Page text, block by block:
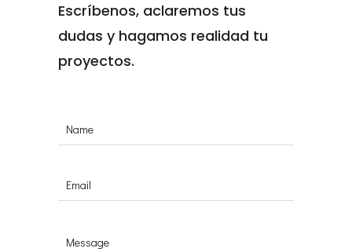
Escríbenos, aclaremos tus
dudas y hagamos realidad tu
proyectos.